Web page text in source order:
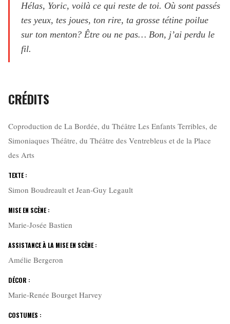
Hélas, Yoric, voilà ce qui reste de toi. Où sont passés
tes yeux, tes joues, ton rire, ta grosse tétine poilue
sur ton menton? Être ou ne pas… Bon, j’ai perdu le
fil.
CRÉDITS
Coproduction de La Bordée, du Théâtre Les Enfants Terribles, de
Simoniaques Théâtre, du Théâtre des Ventrebleus et de la Place
des Arts
TEXTE :
Simon Boudreault et Jean-Guy Legault
MISE EN SCÈNE :
Marie-Josée Bastien
ASSISTANCE À LA MISE EN SCÈNE :
Amélie Bergeron
DÉCOR :
Marie-Renée Bourget Harvey
COSTUMES :